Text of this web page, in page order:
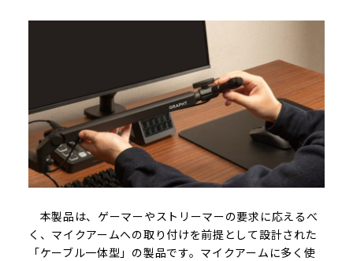
本製品は、ゲーマーやストリーマーの要求に応えるべ
く、マイクアームへの取り付けを前提として設計された
「ケーブル一体型」の製品です。マイクアームに多く使